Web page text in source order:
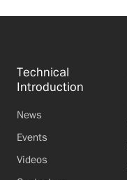
Technical
Introduction
News
Events
Videos